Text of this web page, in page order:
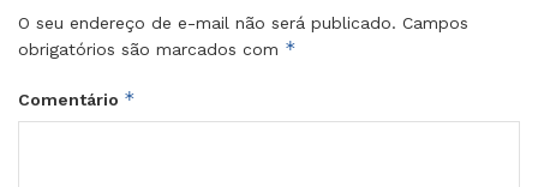
O seu endereço de e-mail não será publicado. Campos
obrigatórios são marcados com *
Comentário *